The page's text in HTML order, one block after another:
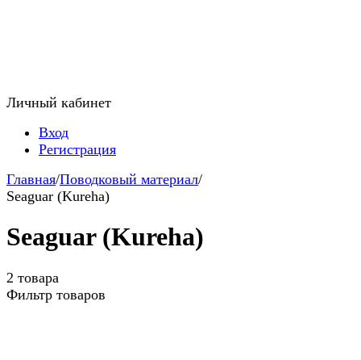
Личный кабинет
Вход
Регистрация
Главная/Поводковый материал/
Seaguar (Kureha)
Seaguar (Kureha)
2 товара
Фильтр товаров